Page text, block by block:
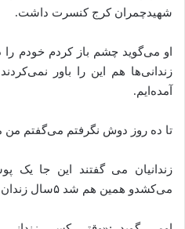
شهیدچمران کرج کنسرت داشت.
او می‌گوید چشم باز کردم خودم را
زندانی‌ها هم این را باور
آمده‌ایم.
تا ده روز دوش نگرفتم می‌گفتم من
زندانیان می‌ گفتند این جا
می‌کشدو همین هم شد ۵سال زندان ماندم.